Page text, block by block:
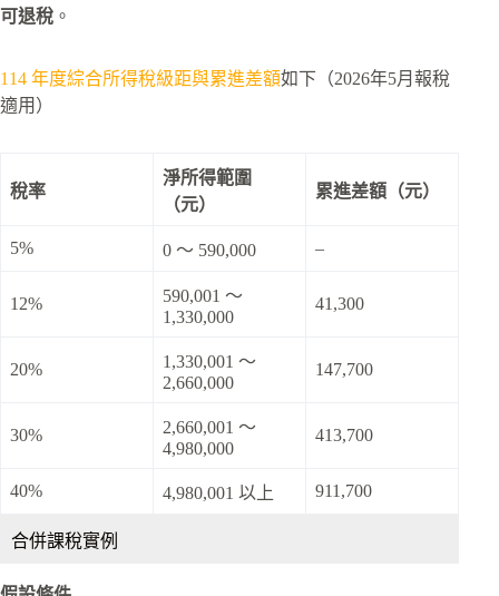
可退稅 。
114 年度綜合所得稅級距與累進差額如下（2026年5月報稅
適用）
稅率
淨所得範圍
（元）
累進差額（元）
5% 0 ～ 590,000 –
12%
590,001 ～
1,330,000
41,300
20%
1,330,001 ～
2,660,000
147,700
30%
2,660,001 ～
4,980,000
413,700
40% 4,980,001 以上 911,700
合併課稅實例